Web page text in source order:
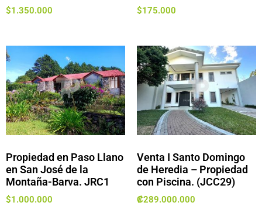
$1.350.000 $175.000
Propiedad en Paso Llano
en San José de la
Montaña-Barva. JRC1
$1.000.000
Venta I Santo Domingo
de Heredia – Propiedad
con Piscina. (JCC29)
₡289.000.000